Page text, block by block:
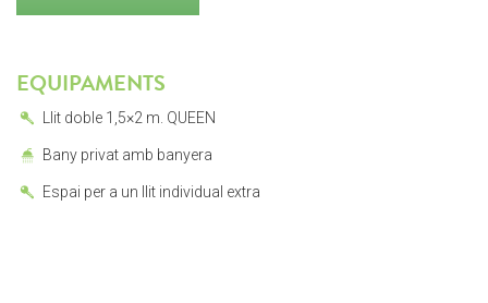
EQUIPAMENTS
Llit doble 1,5×2 m. QUEEN
Bany privat amb banyera
Espai per a un llit individual extra